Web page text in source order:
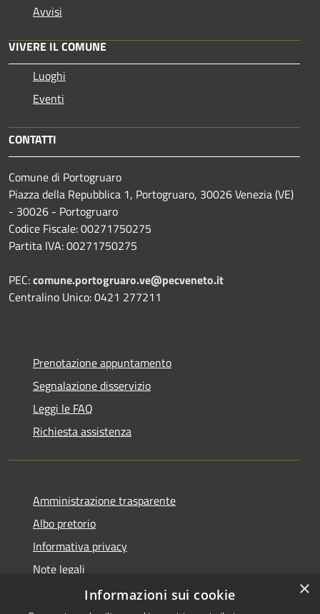
Avvisi
VIVERE IL COMUNE
Luoghi
Eventi
CONTATTI
Comune di Portogruaro
Piazza della Repubblica 1, Portogruaro, 30026 Venezia (VE)
- 30026 - Portogruaro
Codice Fiscale: 00271750275
Partita IVA: 00271750275
PEC:comune.portogruaro.ve@pecveneto.it
Centralino Unico: 0421 277211
Prenotazione appuntamento
Segnalazione disservizio
Leggi le FAQ
Richiesta assistenza
Amministrazione trasparente
Albo pretorio
Informativa privacy
Note legali
Dichiarazione di accessibilità
×
Informazioni sui cookie